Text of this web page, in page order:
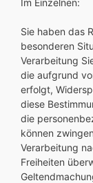
Sie haben das
besonderen
Verarbeitung
die aufgrund
erfolgt,
diese
die
können
Verarbeitung
Freiheiten